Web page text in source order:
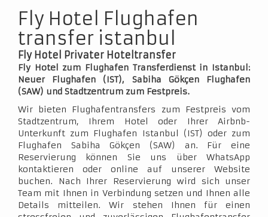
Fly Hotel Flughafen
transfer istanbul
Fly Hotel Privater Hoteltransfer
Fly Hotel zum Flughafen Transferdienst in Istanbul:
Neuer Flughafen (IST), Sabiha Gökçen Flughafen
(SAW) und Stadtzentrum zum Festpreis.
Wir bieten Flughafentransfers zum Festpreis vom
Stadtzentrum, Ihrem Hotel oder Ihrer Airbnb-
Unterkunft zum Flughafen Istanbul (IST) oder zum
Flughafen Sabiha Gökçen (SAW) an. Für eine
Reservierung können Sie uns über WhatsApp
kontaktieren oder online auf unserer Website
buchen. Nach Ihrer Reservierung wird sich unser
Team mit Ihnen in Verbindung setzen und Ihnen alle
Details mitteilen. Wir stehen Ihnen für einen